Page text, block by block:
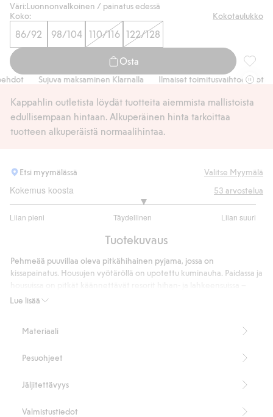
Väri:Luonnonvalkoinen / painatus edessä
Koko:
Kokotaulukko
86/92 98/104 110/116 122/128
Osta
Sujuva maksaminen Klarnalla Ilmaiset toimitusvaihtoehdot
Kappahlin outletista löydät tuotteita aiemmista mallistoista
edullisempaan hintaan. Alkuperäinen hinta tarkoittaa
tuotteen alkuperäistä normaalihintaa.
Etsi myymälässä Valitse Myymälä
Kokemus koosta
Liian pieni Täydellinen Liian suuri
/
ääneen
53 arvostelua
Tuotekuvaus
Lue lisää
Pehmeää puuvillaa oleva pitkähihainen pyjama, jossa on
kissapainatus. Housujen vyötäröllä on upotettu kuminauha. Paidassa ja
täydelliset kasvaville lapsille.
Materiaali
Pesuohjeet
Jäljitettävyys
Valmistustiedot